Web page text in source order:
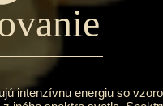
intenzívnu energiu so